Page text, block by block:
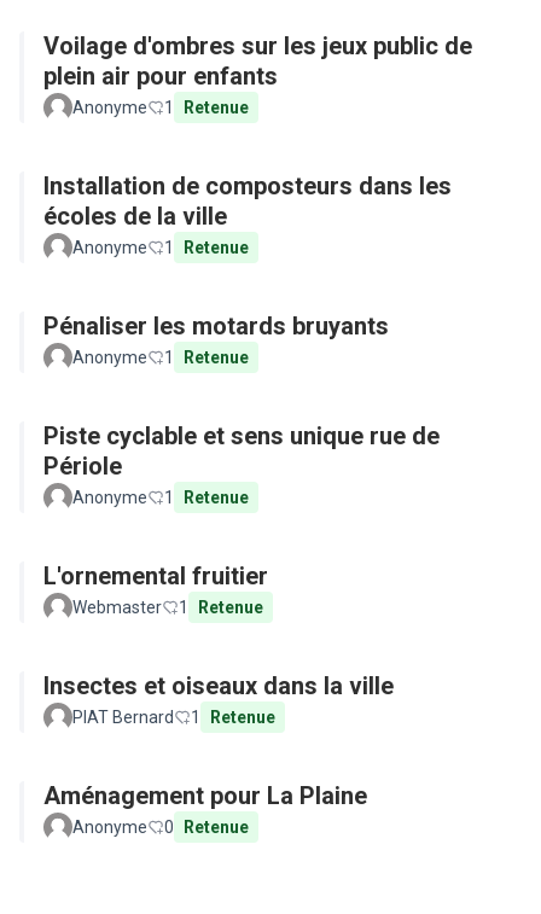
Voilage d'ombres sur les jeux public de
plein air pour enfants
Anonyme 1 Retenue
Installation de composteurs dans les
écoles de la ville
Anonyme 1 Retenue
Pénaliser les motards bruyants
Anonyme 1 Retenue
Piste cyclable et sens unique rue de
Périole
Anonyme 1 Retenue
L'ornemental fruitier
Webmaster 1 Retenue
Insectes et oiseaux dans la ville
PIAT Bernard 1 Retenue
Aménagement pour La Plaine
Anonyme 0 Retenue